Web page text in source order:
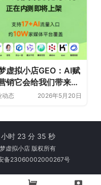
虚拟小店GEO：AI赋
销它会给我们带来怎
惊喜体验？
动态 2026年5月20日
时 23 分 35 秒
虚拟小店 版权所有
备23060002000267号